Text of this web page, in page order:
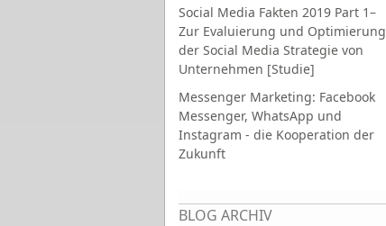
Social Media Fakten 2019 Part 1–
Zur Evaluierung und Optimierung
der Social Media Strategie von
Unternehmen [Studie]
Messenger Marketing: Facebook
Messenger, WhatsApp und
Instagram - die Kooperation der
Zukunft
BLOG ARCHIV
Seiten